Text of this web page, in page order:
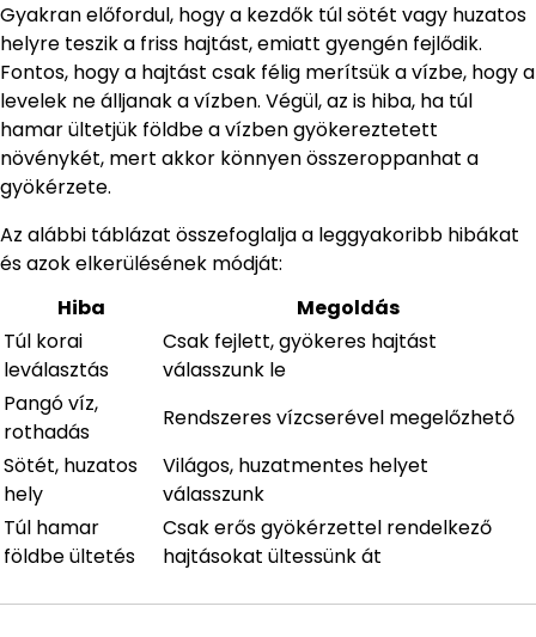
Gyakran előfordul, hogy a kezdők túl sötét vagy huzatos
helyre teszik a friss hajtást, emiatt gyengén fejlődik.
Fontos, hogy a hajtást csak félig merítsük a vízbe, hogy a
levelek ne álljanak a vízben. Végül, az is hiba, ha túl
hamar ültetjük földbe a vízben gyökereztetett
növénykét, mert akkor könnyen összeroppanhat a
gyökérzete.
Az alábbi táblázat összefoglalja a leggyakoribb hibákat
és azok elkerülésének módját:
Hiba
Megoldás
Túl korai
leválasztás
Csak fejlett, gyökeres hajtást
válasszunk le
Pangó víz,
rothadás
Rendszeres vízcserével megelőzhető
Sötét, huzatos
hely
Világos, huzatmentes helyet
válasszunk
Túl hamar
földbe ültetés
Csak erős gyökérzettel rendelkező
hajtásokat ültessünk át